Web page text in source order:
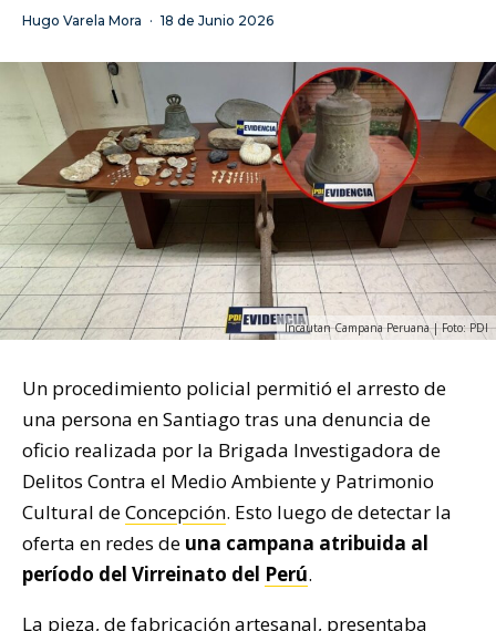
Hugo Varela Mora · 18 de Junio 2026
Incautan Campana Peruana | Foto: PDI
Un procedimiento policial permitió el arresto de
una persona en Santiago tras una denuncia de
oficio realizada por la Brigada Investigadora de
Delitos Contra el Medio Ambiente y Patrimonio
Cultural deConcepción. Esto luego de detectar la
oferta en redes de una campana atribuida al
período del Virreinato del Perú.
La pieza, de fabricación artesanal, presentaba